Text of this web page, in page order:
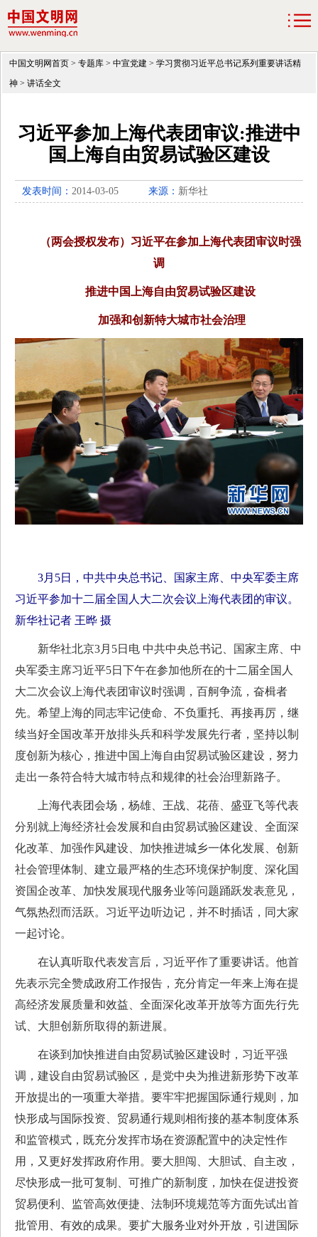
中国文明网首页 > 专题库 > 中宣党建 > 学习贯彻习近平总书记系列重要讲话精
神 > 讲话全文
习近平参加上海代表团审议:推进中
国上海自由贸易试验区建设
发表时间： 2014-03-05 来源： 新华社
（两会授权发布）习近平在参加上海代表团审议时强
调
推进中国上海自由贸易试验区建设
加强和创新特大城市社会治理
3月5日，中共中央总书记、国家主席、中央军委主席
习近平参加十二届全国人大二次会议上海代表团的审议。
新华社记者 王晔 摄
新华社北京3月5日电 中共中央总书记、国家主席、中
央军委主席习近平5日下午在参加他所在的十二届全国人
大二次会议上海代表团审议时强调，百舸争流，奋楫者
先。希望上海的同志牢记使命、不负重托、再接再厉，继
续当好全国改革开放排头兵和科学发展先行者，坚持以制
度创新为核心，推进中国上海自由贸易试验区建设，努力
走出一条符合特大城市特点和规律的社会治理新路子。
上海代表团会场，杨雄、王战、花蓓、盛亚飞等代表
分别就上海经济社会发展和自由贸易试验区建设、全面深
化改革、加强作风建设、加快推进城乡一体化发展、创新
社会管理体制、建立最严格的生态环境保护制度、深化国
资国企改革、加快发展现代服务业等问题踊跃发表意见，
气氛热烈而活跃。习近平边听边记，并不时插话，同大家
一起讨论。
在认真听取代表发言后，习近平作了重要讲话。他首
先表示完全赞成政府工作报告，充分肯定一年来上海在提
高经济发展质量和效益、全面深化改革开放等方面先行先
试、大胆创新所取得的新进展。
在谈到加快推进自由贸易试验区建设时，习近平强
调，建设自由贸易试验区，是党中央为推进新形势下改革
开放提出的一项重大举措。要牢牢把握国际通行规则，加
快形成与国际投资、贸易通行规则相衔接的基本制度体系
和监管模式，既充分发挥市场在资源配置中的决定性作
用，又更好发挥政府作用。要大胆闯、大胆试、自主改，
尽快形成一批可复制、可推广的新制度，加快在促进投资
贸易便利、监管高效便捷、法制环境规范等方面先试出首
批管用、有效的成果。要扩大服务业对外开放，引进国际